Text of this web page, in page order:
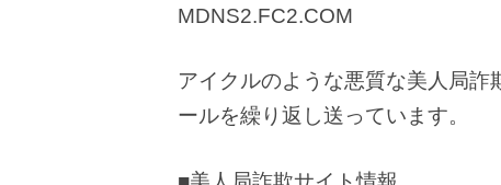
MDNS2.FC2.COM
アイクルのような悪質な美人局
ールを繰り返し送っています。